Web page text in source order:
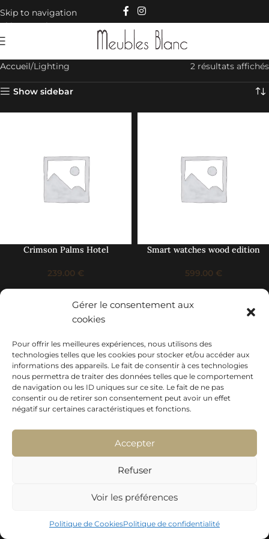
Gérer le consentement aux
cookies
Pour offrir les meilleures expériences, nous utilisons des
technologies telles que les cookies pour stocker et/ou accéder aux
informations des appareils. Le fait de consentir à ces technologies
nous permettra de traiter des données telles que le comportement
de navigation ou les ID uniques sur ce site. Le fait de ne pas
consentir ou de retirer son consentement peut avoir un effet
négatif sur certaines caractéristiques et fonctions.
Accepter
Refuser
Voir les préférences
Politique de CookiesPolitique de confidentialité
Skip to navigation
Skip to main content
Accueil Lighting 2 résultats affichés
Show sidebar
Crimson Palms Hotel
239.00 €
Smart watches wood edition
599.00 €
SUR TARN
- Mentions légales